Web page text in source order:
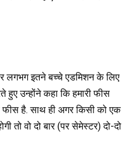
लगभग इतने बच्चे एडमिशन के लिए
उन्होंने कहा कि हमारी फीस
फीस है. साथ ही अगर किसी को एक
तो वो दो बार (पर सेमेस्टर) दो-दो